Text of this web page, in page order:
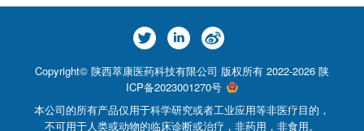
Copyright© 陕西萃康医药科技有限公司 版权所有 2022-2026 陕
ICP备2023001270号
本公司的所有产品仅用于科学研究或者工业应用等非医疗目的，
不可用于人类或动物的临床诊断或治疗，非药用，非食用。